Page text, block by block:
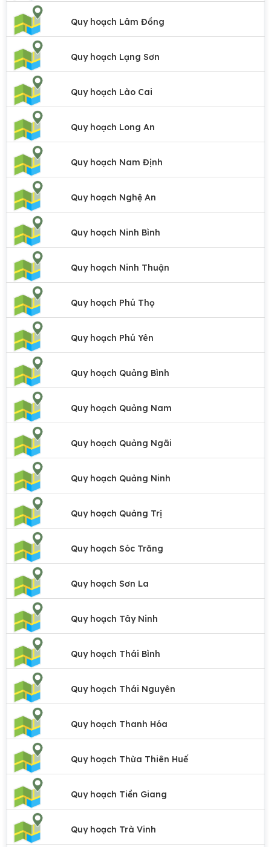
Quy hoạch Lâm Đồng
Quy hoạch Lạng Sơn
Quy hoạch Lào Cai
Quy hoạch Long An
Quy hoạch Nam Định
Quy hoạch Nghệ An
Quy hoạch Ninh Bình
Quy hoạch Ninh Thuận
Quy hoạch Phú Thọ
Quy hoạch Phú Yên
Quy hoạch Quảng Bình
Quy hoạch Quảng Nam
Quy hoạch Quảng Ngãi
Quy hoạch Quảng Ninh
Quy hoạch Quảng Trị
Quy hoạch Sóc Trăng
Quy hoạch Sơn La
Quy hoạch Tây Ninh
Quy hoạch Thái Bình
Quy hoạch Thái Nguyên
Quy hoạch Thanh Hóa
Quy hoạch Thừa Thiên Huế
Quy hoạch Tiền Giang
Quy hoạch Trà Vinh